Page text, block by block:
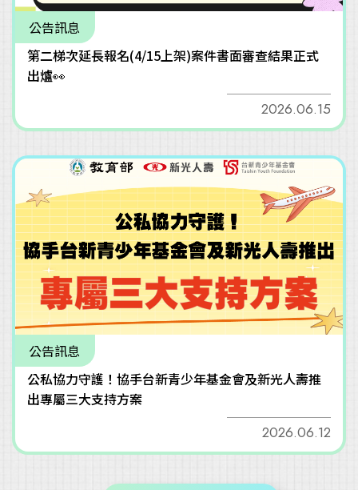
公告訊息
第二梯次延長報名(4/15上架)案件書面審查結果正式
出爐👀
2026.06.15
公告訊息
公私協力守護！協手台新青少年基金會及新光人壽推
出專屬三大支持方案
2026.06.12